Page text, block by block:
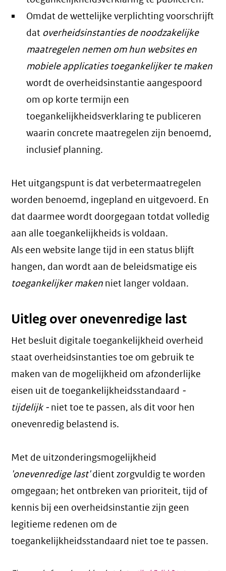
Omdat de wettelijke verplichting voorschrijft
dat overheidsinstanties de noodzakelijke
maatregelen nemen om hun websites en
mobiele applicaties toegankelijker te maken
wordt de overheidsinstantie aangespoord
om op korte termijn een
toegankelijkheidsverklaring te publiceren
waarin concrete maatregelen zijn benoemd,
inclusief planning.
Het uitgangspunt is dat verbetermaatregelen
worden benoemd, ingepland en uitgevoerd. En
dat daarmee wordt doorgegaan totdat volledig
aan alle toegankelijkheids is voldaan.
Als een website lange tijd in een status blijft
hangen, dan wordt aan de beleidsmatige eis
toegankelijker maken niet langer voldaan.
Uitleg over onevenredige last
Het besluit digitale toegankelijkheid overheid
staat overheidsinstanties toe om gebruik te
maken van de mogelijkheid om afzonderlijke
eisen uit de toegankelijkheidsstandaard -
tijdelijk - niet toe te passen, als dit voor hen
onevenredig belastend is.
Met de uitzonderingsmogelijkheid
'onevenredige last'dient zorgvuldig te worden
omgegaan; het ontbreken van prioriteit, tijd of
kennis bij een overheidsinstantie zijn geen
legitieme redenen om de
toegankelijkheidsstandaard niet toe te passen.